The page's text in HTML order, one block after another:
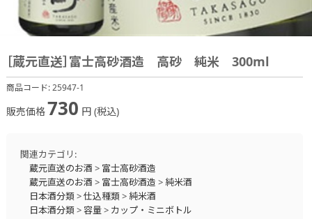
［蔵元直送］富士高砂酒造 高砂 純米 300ml
商品コード:25947-1
販売価格730 円 (税込)
関連カテゴリ:
蔵元直送のお酒 > 富士高砂酒造
蔵元直送のお酒 > 富士高砂酒造 > 純米酒
日本酒分類>仕込種類> 純米酒
日本酒分類>容量> カップ・ミニボトル